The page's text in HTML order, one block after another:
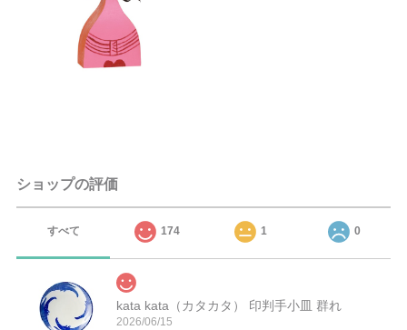
ショップの評価
すべて 174 1 0
kata kata（カタカタ） 印判手小皿 群れ
2026/06/15